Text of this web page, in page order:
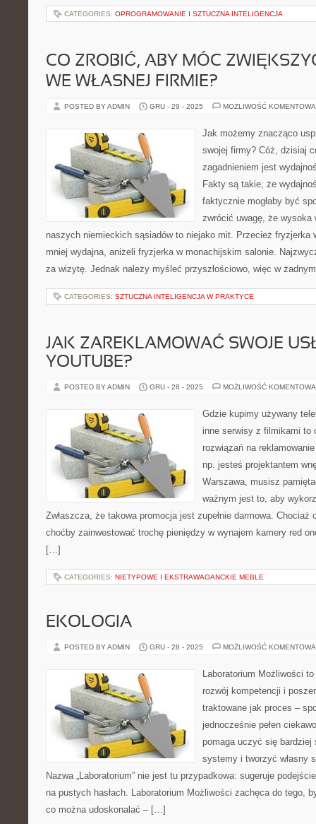
CATEGORIES: OPROGRAMOWANIE I SZTUCZNA INTELIGENCJA
CO ZROBIĆ, ABY MÓC
WE WŁASNEJ FIRMIE?
POSTED BY ADMIN GRU - 29 - 2025 MOŻLIWOŚĆ
Jak możemy znacząco
swojej firmy? Cóż, dzisiaj
zagadnieniem jest
Fakty są takie, że
faktycznie mogłaby być
zwrócić uwagę, że wysoka
naszych niemieckich sąsiadów to niejako mit. Przecież fryzjerka
mniej wydajna, aniżeli fryzjerka w monachijskim salonie.
za wizytę. Jednak należy myśleć przyszłościowo, więc w
CATEGORIES: SZTUCZNA INTELIGENCJA W PRAKTYCE
JAK ZAREKLAMOWAĆ SWOJE
YOUTUBE?
POSTED BY ADMIN GRU - 28 - 2025 MOŻLIWOŚĆ
Gdzie kupimy używany
inne serwisy z filmikami to
rozwiązań na
np. jesteś projektantem
Warszawa, musisz
ważnym jest to, aby
Zwłaszcza, że takowa promocja jest zupełnie darmowa.
choćby zainwestować trochę pieniędzy w wynajem kamery red
[…]
CATEGORIES: NIETYPOWE I EKSTRAWAGANCKIE MEBLE
EKOLOGIA
POSTED BY ADMIN GRU - 28 - 2025 MOŻLIWOŚĆ
Laboratorium Możliwości
rozwój kompetencji i
traktowane jak proces –
jednocześnie pełen
pomaga uczyć się bardziej
systemy i tworzyć własny
Nazwa „Laboratorium” nie jest tu przypadkowa: sugeruje
na pustych hasłach. Laboratorium Możliwości zachęca do tego,
co można udoskonalać – […]